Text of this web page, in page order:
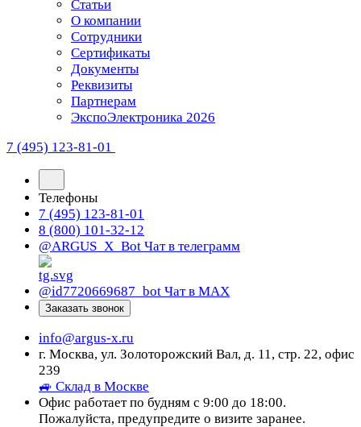
Статьи
О компании
Сотрудники
Сертификаты
Документы
Реквизиты
Партнерам
ЭкспоЭлектроника 2026
7 (495) 123-81-01
Телефоны
7 (495) 123-81-01
8 (800) 101-32-12
@ARGUS_X_Bot Чат в телеграмм
@id7720669687_bot Чат в МАХ
Заказать звонок
info@argus-x.ru
г. Москва, ул. Золоторожский Вал, д. 11, стр. 22, офис
239
🚙 Склад в Москве
Офис работает по будням с 9:00 до 18:00.
Пожалуйста, предупредите о визите заранее.